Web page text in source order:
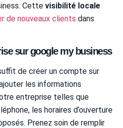
Cette visibilité locale
de nouveaux clients dans
sur google my business
de créer un compte sur
les informations
entreprise telles que
les horaires d’ouverture
Prenez soin de remplir